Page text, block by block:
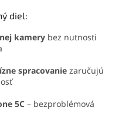
diel:
kamery bez nutnosti
spracovanie zaručujú
5C – bezproblémová